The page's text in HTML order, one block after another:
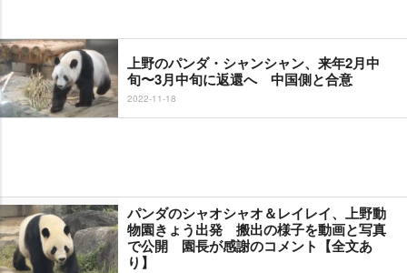
上野のパンダ・シャンシャン、来年2月中
旬〜3月中旬に返還へ 中国側と合意
2022-11-18
パンダのシャオシャオ＆レイレイ、上野動
物園きょう出発 搬出の様子を動画と写真
で公開 園長が感謝のコメント【全文あ
り】